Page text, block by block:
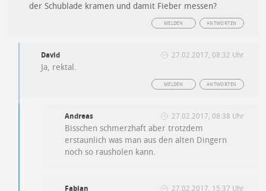
der Schublade kramen und damit Fieber messen?
ANTWORTEN
MELDEN
David 27.02.2017, 08:32 Uhr
Ja, rektal.
ANTWORTEN
MELDEN
Andreas 27.02.2017, 08:38 Uhr
Bisschen schmerzhaft aber trotzdem
erstaunlich was man aus den alten Dingern
noch so rausholen kann.
Fabian 27.02.2017, 15:37 Uhr